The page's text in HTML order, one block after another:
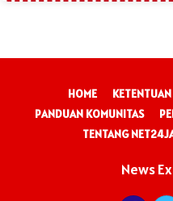
HOME
PANDUAN KOMUNITAS
TENTANG
News